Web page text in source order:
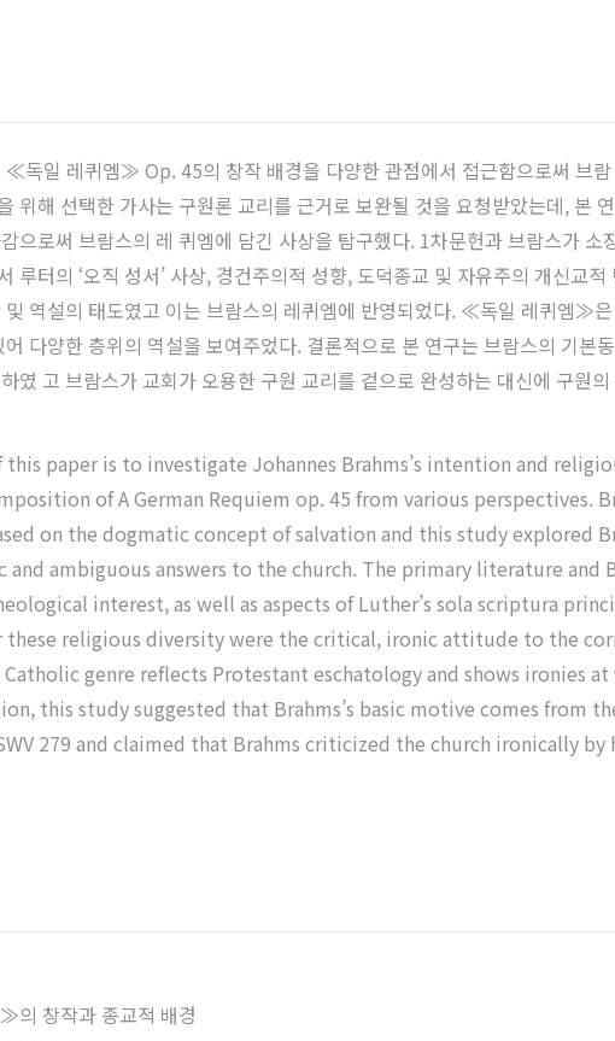
≪독일 레퀴엠≫ Op. 45의 창작 배경을 다양한 관점에서 접근함으로써 브
위해 선택한 가사는 구원론 교리를 근거로 보완될 것을 요청받았는데, 본
으로써 브람스의 레 퀴엠에 담긴 사상을 탐구했다. 1차문헌과 브람스가
루터의 ‘오직 성서’ 사상, 경건주의적 성향, 도덕종교 및 자유주의 개신교
및 역설의 태도였고 이는 브람스의 레퀴엠에 반영되었다. ≪독일 레퀴엠≫
다양한 층위의 역설을 보여주었다. 결론적으로 본 연구는 브람스의 기본
였 고 브람스가 교회가 오용한 구원 교리를 겉으로 완성하는 대신에 구원
this paper is to investigate Johannes Brahms’s intention and
of A German Requiem op. 45 from various perspectives.
on the dogmatic concept of salvation and this study explored
and ambiguous answers to the church. The primary literature
interest, as well as aspects of Luther’s sola scriptura
religious diversity were the critical, ironic attitude to the
Catholic genre reflects Protestant eschatology and shows
this study suggested that Brahms’s basic motive comes from
279 and claimed that Brahms criticized the church ironically
창작과 종교적 배경